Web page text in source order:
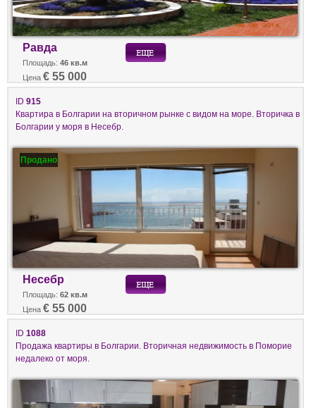
Равда
Площадь: 46 кв.м
Цена € 55 000
ID 915
Квартира в Болгарии на вторичном рынке с видом на море. Вторичка в
Болгарии у моря в Несебр.
Продано
Несебр
Площадь: 62 кв.м
Цена € 55 000
ID 1088
Продажа квартиры в Болгарии. Вторичная недвижимость в Поморие
недалеко от моря.